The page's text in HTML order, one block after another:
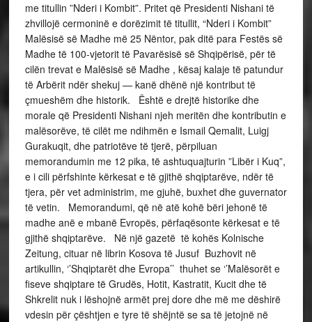
me titullin ”Nderi i Kombit”. Pritet që Presidenti Nishani të
zhvillojë cermoninë e dorëzimit të titullit, “Nderi i Kombit”
Malësisë së Madhe më 25 Nëntor, pak ditë para Festës së
Madhe të 100-vjetorit të Pavarësisë së Shqipërisë, për të
cilën trevat e Malësisë së Madhe , kësaj kalaje të patundur
të Arbërit ndër shekuj — kanë dhënë një kontribut të
çmueshëm dhe historik. Është e drejtë historike dhe
morale që Presidenti Nishani njeh meritën dhe kontributin e
malësorëve, të cilët me ndihmën e Ismail Qemalit, Luigj
Gurakuqit, dhe patriotëve të tjerë, përpiluan
memorandumin me 12 pika, të ashtuquajturin ”Libër i Kuq”,
e i cili përfshinte kërkesat e të gjithë shqiptarëve, ndër të
tjera, për vet administrim, me gjuhë, buxhet dhe guvernator
të vetin. Memorandumi, që në atë kohë bëri jehonë të
madhe anë e mbanë Evropës, përfaqësonte kërkesat e të
gjithë shqiptarëve. Në një gazetë të kohës Kolnische
Zeitung, cituar në librin Kosova të Jusuf Buzhovit në
artikullin, ‘’Shqiptarët dhe Evropa’’ thuhet se ‘’Malësorët e
fiseve shqiptare të Grudës, Hotit, Kastratit, Kucit dhe të
Shkrelit nuk i lëshojnë armët prej dore dhe më me dëshirë
vdesin për çështjen e tyre të shëjntë se sa të jetojnë në